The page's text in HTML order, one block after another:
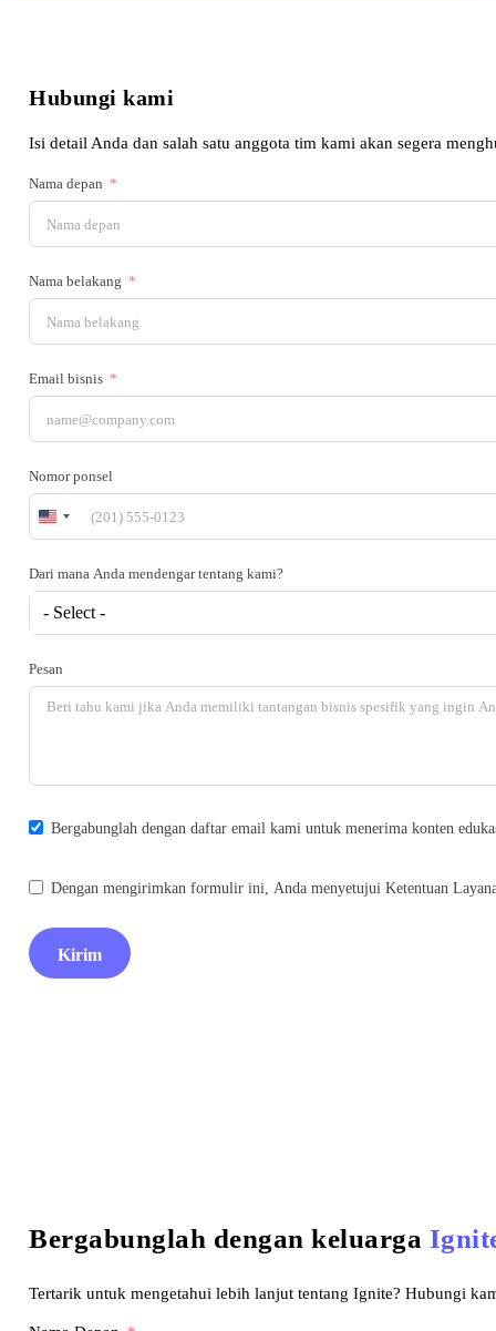
Hubungi kami
Isi detail Anda dan salah satu anggota tim kami akan segera
Nama depan
Nama belakang
Email bisnis
Nomor ponsel
United
States
+1
Dari mana Anda mendengar tentang kami?
- Select -
Pesan
Bergabunglah dengan daftar email kami untuk menerima konten
Dengan mengirimkan formulir ini, Anda menyetujui Ketentuan
Kirim
Bergabunglah dengan keluarga
Tertarik untuk mengetahui lebih lanjut tentang Ignite? Hubungi